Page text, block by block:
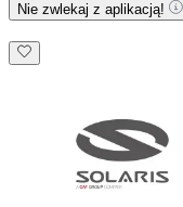
Nie zwlekaj z aplikacją!